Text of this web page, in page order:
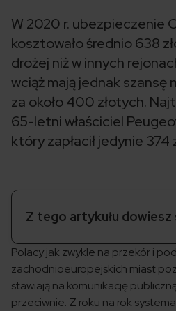
W 2020 r. ubezpieczenie
kosztowało średnio 638
drożej niż w innych
wciąż mają jednak szansę
za około 400 złotych.
65-letni właściciel
który zapłacił jedynie 374
Z tego artykułu dowiesz
Polacy jak zwykle na przekór i
zachodnioeuropejskich miast
stawiają na komunikację
przeciwnie. Z roku na rok